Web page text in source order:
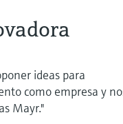
ideas para
como empresa y
Mayr."